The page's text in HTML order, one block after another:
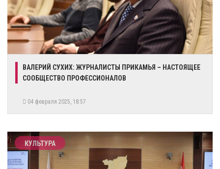
​ВАЛЕРИЙ СУХИХ: ЖУРНАЛИСТЫ ПРИКАМЬЯ – НАСТОЯЩЕЕ
СООБЩЕСТВО ПРОФЕССИОНАЛОВ
04 февраля 2025, 18:57
КУЛЬТУРА